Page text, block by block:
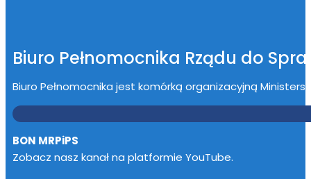
Biuro Pełnomocnika Rządu do
Biuro Pełnomocnika jest komórką organizacyjną
BON MRPiPS
Zobacz nasz kanał na platformie YouTube.